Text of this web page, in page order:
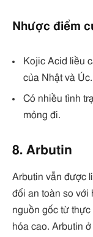
Nhược điểm
Kojic Acid liều
của Nhật và Úc.
Có nhiều tình
mỏng đi.
8. Arbutin
Arbutin vẫn được
đối an toàn so với
nguồn gốc từ
hóa cao. Arbutin